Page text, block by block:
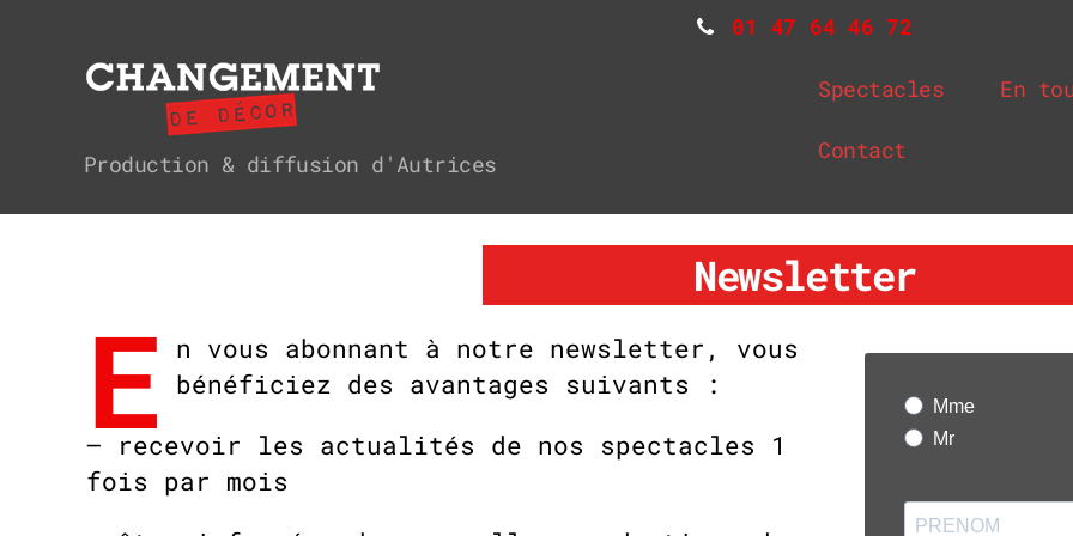
01 47 64 46 72
Changement
de
Production & diffusion d'Autrices
Spectacles En
Contact
Newsletter
E
n vous abonnant à notre newsletter, vous
bénéficiez des avantages suivants :
– recevoir les actualités de nos spectacles 1
fois par mois